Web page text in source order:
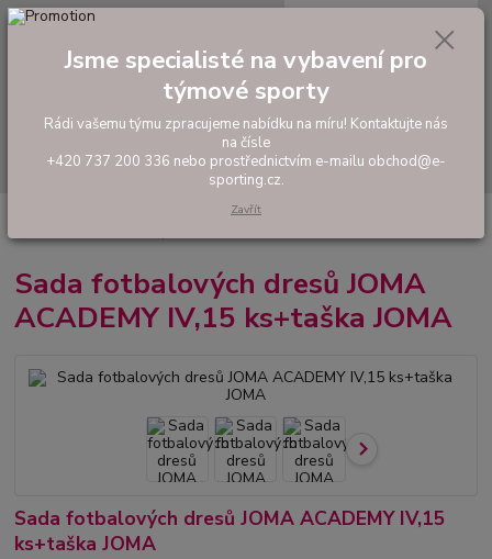
Hledat
tel: +420 737 200 336
0,00 Kč
Akční sady dresů
dresů JOMA ACADEMY IV,15 ks+taška JOMA
Sada fotbalových dresů JOMA
ACADEMY IV,15 ks+taška JOMA
Sada fotbalových dresů JOMA ACADEMY IV,15
ks+taška JOMA
Jsme specialisté na vybavení pro
týmové sporty
Rádi vašemu týmu zpracujeme nabídku na míru! Kontaktujte nás
na čísle
+420 737 200 336 nebo prostřednictvím e-mailu obchod@e-
sporting.cz.
Zavřít